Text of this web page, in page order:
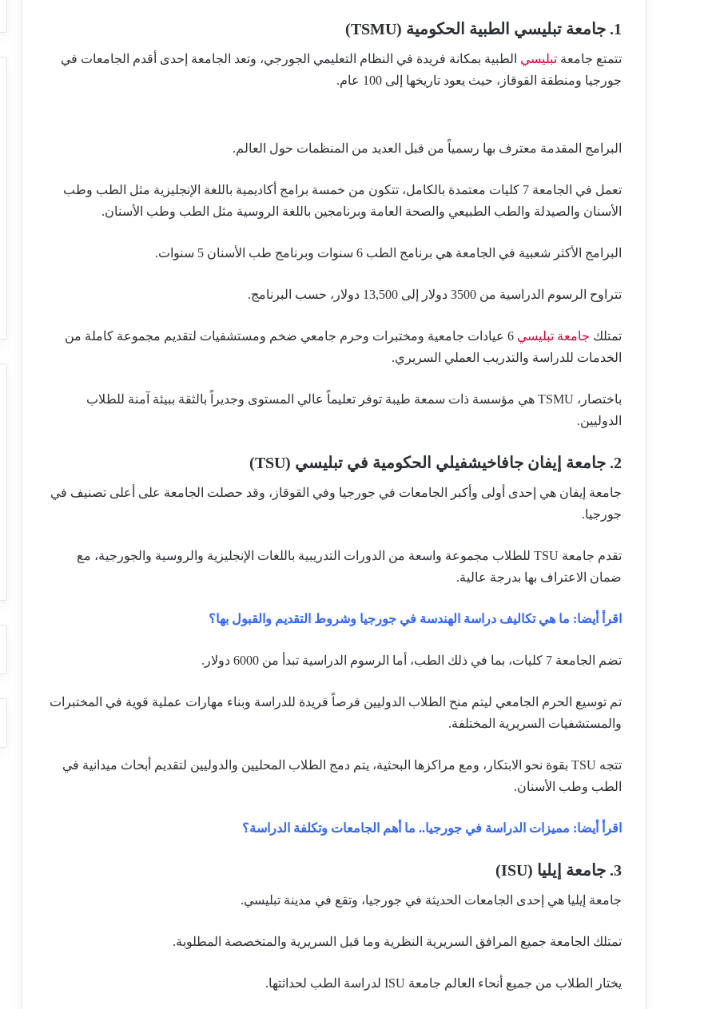
1. جامعة تبليسي الطبية الحكومية (TSMU)
تتمتع جامعة تبليسي الطبية بمكانة فريدة في النظام التعليمي الجورجي، وتعد الجامعة إحدى أقدم الجامعات في
جورجيا ومنطقة القوقاز، حيث يعود تاريخها إلى 100 عام.
البرامج المقدمة معترف بها رسمياً من قبل العديد من المنظمات حول العالم.
تعمل في الجامعة 7 كليات معتمدة بالكامل، تتكون من خمسة برامج أكاديمية باللغة الإنجليزية مثل الطب وطب
الأسنان والصيدلة والطب الطبيعي والصحة العامة وبرنامجين باللغة الروسية مثل الطب وطب الأسنان.
البرامج الأكثر شعبية في الجامعة هي برنامج الطب 6 سنوات وبرنامج طب الأسنان 5 سنوات.
تتراوح الرسوم الدراسية من 3500 دولار إلى 13,500 دولار، حسب البرنامج.
تمتلك جامعة تبليسي
6 عيادات جامعية ومختبرات وحرم جامعي ضخم ومستشفيات لتقديم مجموعة كاملة من
الخدمات للدراسة والتدريب العملي السريري.
باختصار، TSMU هي مؤسسة ذات سمعة طيبة توفر تعليماً عالي المستوى وجديراً بالثقة ببيئة آمنة للطلاب
الدوليين.
2. جامعة إيفان جافاخيشفيلي الحكومية في تبليسي (TSU)
جامعة إيفان هي إحدى أولى وأكبر الجامعات في جورجيا وفي القوقاز، وقد حصلت الجامعة على أعلى تصنيف في
جورجيا.
تقدم جامعة TSU للطلاب مجموعة واسعة من الدورات التدريبية باللغات الإنجليزية والروسية والجورجية، مع
ضمان الاعتراف بها بدرجة عالية.
اقرأ أيضا: ما هي تكاليف دراسة الهندسة في جورجيا وشروط التقديم والقبول بها؟
تضم الجامعة 7 كليات، بما في ذلك الطب، أما الرسوم الدراسية تبدأ من 6000 دولار.
تم توسيع الحرم الجامعي ليتم منح الطلاب الدوليين فرصاً فريدة للدراسة وبناء مهارات عملية قوية في المختبرات
والمستشفيات السريرية المختلفة.
تتجه TSU بقوة نحو الابتكار، ومع مراكزها البحثية، يتم دمج الطلاب المحليين والدوليين لتقديم أبحاث ميدانية في
الطب وطب الأسنان.
اقرأ أيضا: مميزات الدراسة في جورجيا.. ما أهم الجامعات وتكلفة الدراسة؟
3. جامعة إيليا (ISU)
جامعة إيليا هي إحدى الجامعات الحديثة في جورجيا، وتقع في مدينة تبليسي.
تمتلك الجامعة جميع المرافق السريرية النظرية وما قبل السريرية والمتخصصة المطلوبة.
يختار الطلاب من جميع أنحاء العالم جامعة ISU لدراسة الطب لحداثتها.